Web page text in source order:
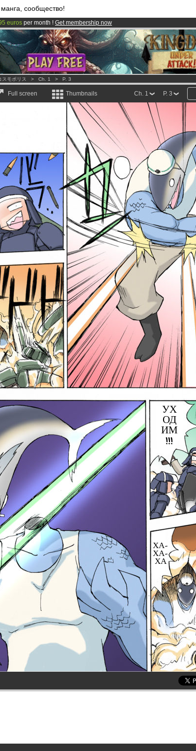
сообщество!
euros per month ! Get membership now
!.
comics & mangas!.
スモポリス > Ch. 1 > P. 3
Full screen Thumbnails P. 3
Ch. 1
УХ
ОД
ИМ
!!!
ХА-
ХА-
ХА